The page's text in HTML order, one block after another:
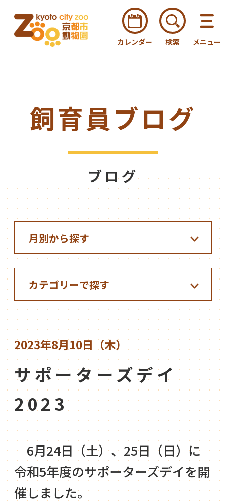
カレンダー 検索 メニュー
飼育員ブログ
ブログ
2023年8月10日（木）
サポーターズデイ
2023
6月24日（土）、25日（日）に
令和5年度のサポーターズデイを開
催しました。